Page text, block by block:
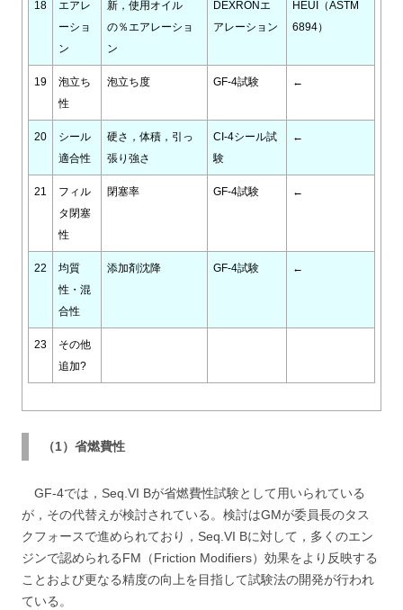
18
エアレ
ーショ
ン
新，使用オイル
の％エアレーショ
ン
DEXRONエ
アレーション
HEUI（ASTM
6894）
19
泡立ち
性
泡立ち度 GF-4試験 ←
20
シール
適合性
硬さ，体積，引っ
張り強さ
CI-4シール試
験
←
21
フィル
タ閉塞
性
閉塞率 GF-4試験 ←
22
均質
性・混
合性
添加剤沈降 GF-4試験 ←
23
その他
追加?
（1）省燃費性
GF-4では，Seq.VI Bが省燃費性試験として用いられている
が，その代替えが検討されている。検討はGMが委員長のタス
クフォースで進められており，Seq.VI Bに対して，多くのエン
ジンで認められるFM（Friction Modifiers）効果をより反映する
ことおよび更なる精度の向上を目指して試験法の開発が行われ
ている。